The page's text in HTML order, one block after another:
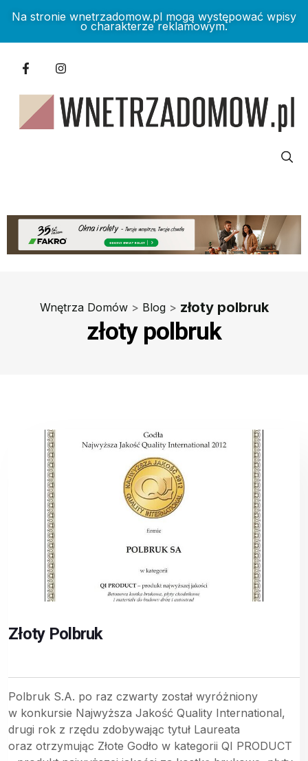
Na stronie wnetrzadomow.pl mogą występować wpisy
o charakterze reklamowym.
Wnętrza Domów > Blog > złoty polbruk
złoty polbruk
Złoty Polbruk
Polbruk S.A. po raz czwarty został wyróżniony
w konkursie Najwyższa Jakość Quality International,
drugi rok z rzędu zdobywając tytuł Laureata
oraz otrzymując Złote Godło w kategorii QI PRODUCT